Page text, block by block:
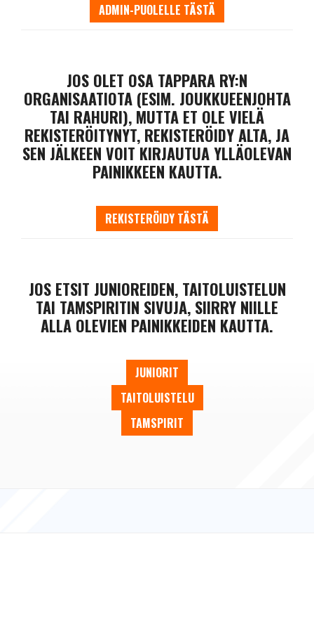
ADMIN-PUOLELLE TÄSTÄ
​​​​​​​JOS OLET OSA TAPPARA RY:N
ORGANISAATIOTA (ESIM. JOUKKUEENJOHTA
TAI RAHURI), MUTTA ET OLE VIELÄ
REKISTERÖITYNYT, REKISTERÖIDY ALTA, JA
SEN JÄLKEEN VOIT KIRJAUTUA YLLÄOLEVAN
PAINIKKEEN KAUTTA.
REKISTERÖIDY TÄSTÄ
​​​​​​​JOS ETSIT JUNIOREIDEN, TAITOLUISTELUN
TAI TAMSPIRITIN SIVUJA, SIIRRY NIILLE
ALLA OLEVIEN PAINIKKEIDEN KAUTTA.
JUNIORIT
TAITOLUISTELU
TAMSPIRIT